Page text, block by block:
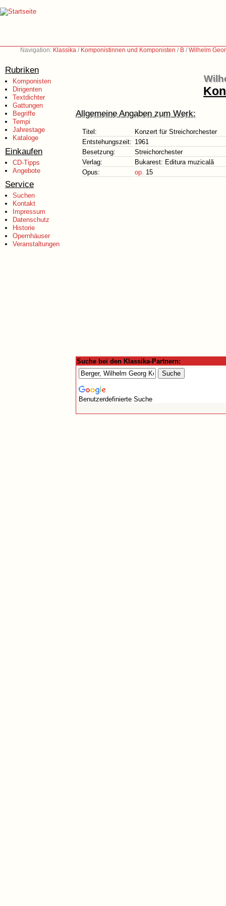
Navigation: Klassika / Komponistinnen und Komponisten / B /Wilhelm
Rubriken
Komponisten
Dirigenten
Textdichter
Gattungen
Begriffe
Tempi
Jahrestage
Kataloge
Einkaufen
CD-Tipps
Angebote
Service
Suchen
Kontakt
Impressum
Datenschutz
Historie
Opernhäuser
Veranstaltungen
Allgemeine Angaben zum Werk:
Titel:
Konzert für Streichorchester
Entstehungszeit: 1961
Besetzung:
Streichorchester
Verlag:
Bukarest: Editura muzicală
Opus:
op. 15
Suche bei den Klassika-Partnern:
Benutzerdefinierte Suche